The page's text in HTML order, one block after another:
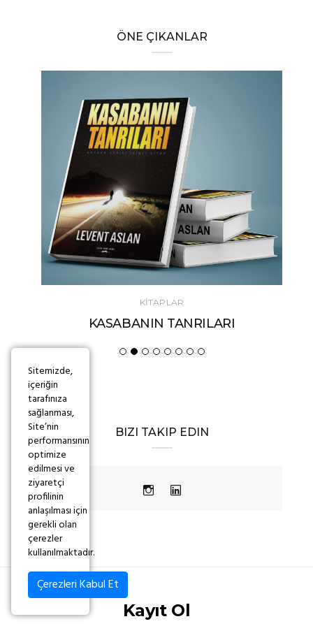
ÖNE ÇIKANLAR
KİTAPLAR
KASABANIN TANRILARI
BIZI TAKIP EDIN
Kayıt Ol
Sitemizde,
içeriğin
tarafınıza
sağlanması,
Site’nin
performansının
optimize
edilmesi ve
ziyaretçi
profilinin
anlaşılması için
gerekli olan
çerezler
kullanılmaktadır.
Çerezleri Kabul Et